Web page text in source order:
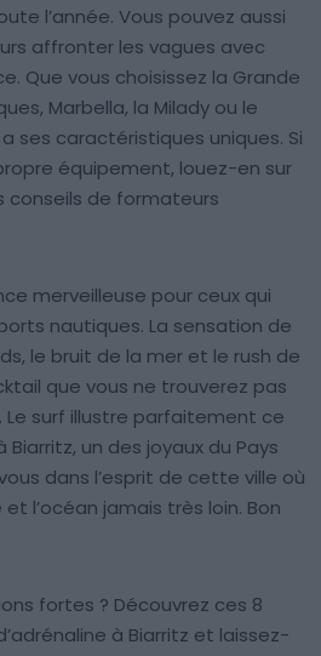
l’année. Vous pouvez aussi
affronter les vagues avec
Que vous choisissez la Grande
Marbella, la Milady ou le
ses caractéristiques uniques. Si
équipement, louez-en sur
de formateurs
merveilleuse pour ceux qui
nautiques. La sensation de
le bruit de la mer et le rush de
que vous ne trouverez pas
Le surf illustre parfaitement ce
Biarritz, un des joyaux du Pays
dans l’esprit de cette ville où
l’océan jamais très loin. Bon
fortes ? Découvrez ces 8
à Biarritz et laissez-